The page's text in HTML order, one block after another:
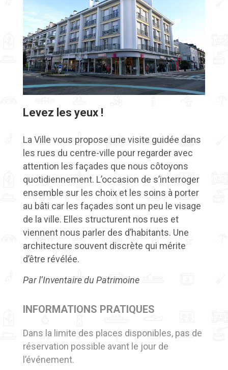
Levez les yeux !
La Ville vous propose une visite guidée dans
les rues du centre-ville pour regarder avec
attention les façades que nous côtoyons
quotidiennement. L’occasion de s’interroger
ensemble sur les choix et les soins à porter
au bâti car les façades sont un peu le visage
de la ville. Elles structurent nos rues et
viennent nous parler des d’habitants. Une
architecture souvent discrète qui mérite
d’être révélée.
Par l’Inventaire du Patrimoine
INFORMATIONS PRATIQUES
Dans la limite des places disponibles, pas de
réservation possible avant le jour de
l’événement.